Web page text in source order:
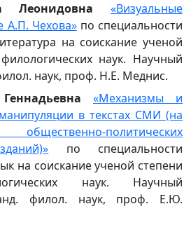
Леонидовна
«Визуальные
А.П. Чехова»по специальности
на соискание ученой
наук. Научный
наук, проф. Н.Е. Меднис.
«Механизмы и
в текстах СМИ (на
политических
по специальности
на соискание ученой степени
наук. Научный
филол. наук, проф. Е.Ю.